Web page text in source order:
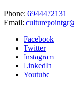
Phone: 6944472131
Email:
Facebook
Twitter
Instagram
LinkedIn
Youtube